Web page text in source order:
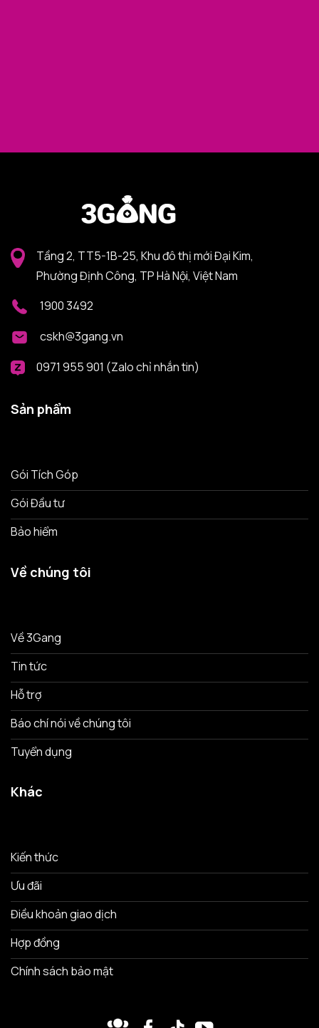
Tầng 2, TT5-1B-25, Khu đô thị mới Đại Kim,
Phường Định Công, TP Hà Nội, Việt Nam
1900 3492
cskh@3gang.vn
0971 955 901 (Zalo chỉ nhắn tin)
Sản phẩm
Gói Tích Góp
Gói Đầu tư
Bảo hiểm
Về chúng tôi
Về 3Gang
Tin tức
Hỗ trợ
Báo chí nói về chúng tôi
Tuyển dụng
Khác
Kiến thức
Ưu đãi
Điều khoản giao dịch
Hợp đồng
Chính sách bảo mật